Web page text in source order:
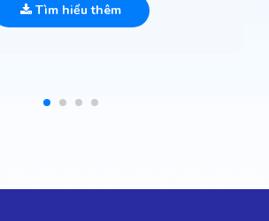
Tìm hiểu thêm